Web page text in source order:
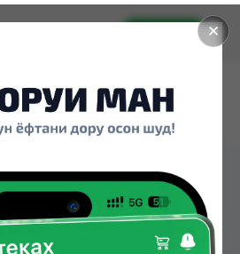
✕
Установить
Н ДР №60